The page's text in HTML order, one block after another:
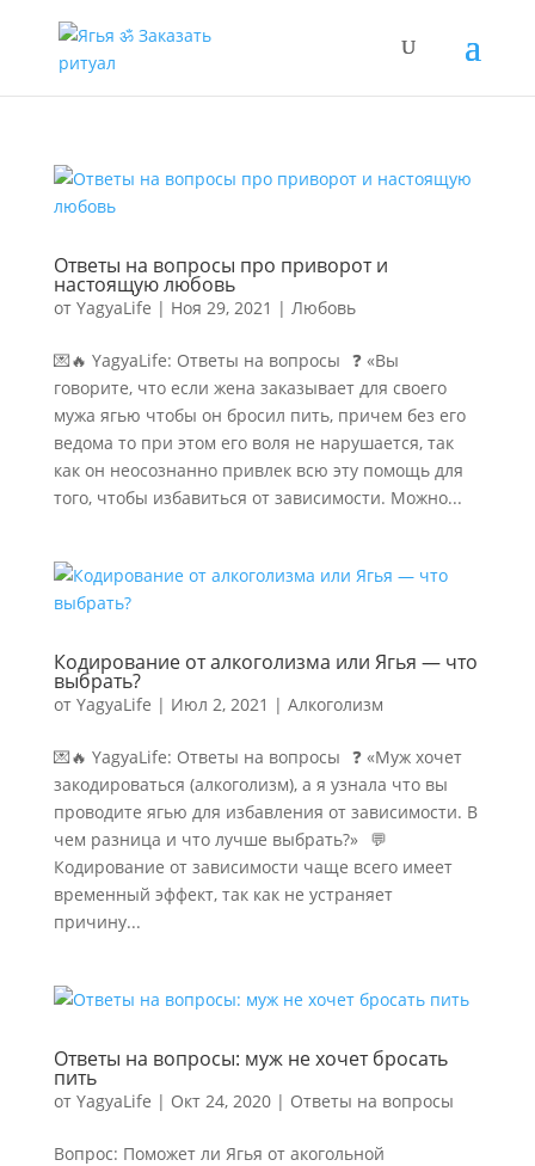
Ответы на вопросы про приворот и
настоящую любовь
от YagyaLife | Ноя 29, 2021 | Любовь
💌🔥 YagyaLife: Ответы на вопросы⠀❓ «Вы
говорите, что если жена заказывает для своего
мужа ягью чтобы он бросил пить, причем без его
ведома то при этом его воля не нарушается, так
как он неосознанно привлек всю эту помощь для
того, чтобы избавиться от зависимости. Можно...
Кодирование от алкоголизма или Ягья — что
выбрать?
от YagyaLife | Июл 2, 2021 | Алкоголизм
💌🔥 YagyaLife: Ответы на вопросы⠀❓ «Муж хочет
закодироваться (алкоголизм), а я узнала что вы
проводите ягью для избавления от зависимости. В
чем разница и что лучше выбрать?»⠀💬
Кодирование от зависимости чаще всего имеет
временный эффект, так как не устраняет
причину...
Ответы на вопросы: муж не хочет бросать
пить
от YagyaLife | Окт 24, 2020| Ответы на вопросы
Вопрос: Поможет ли Ягья от акогольной